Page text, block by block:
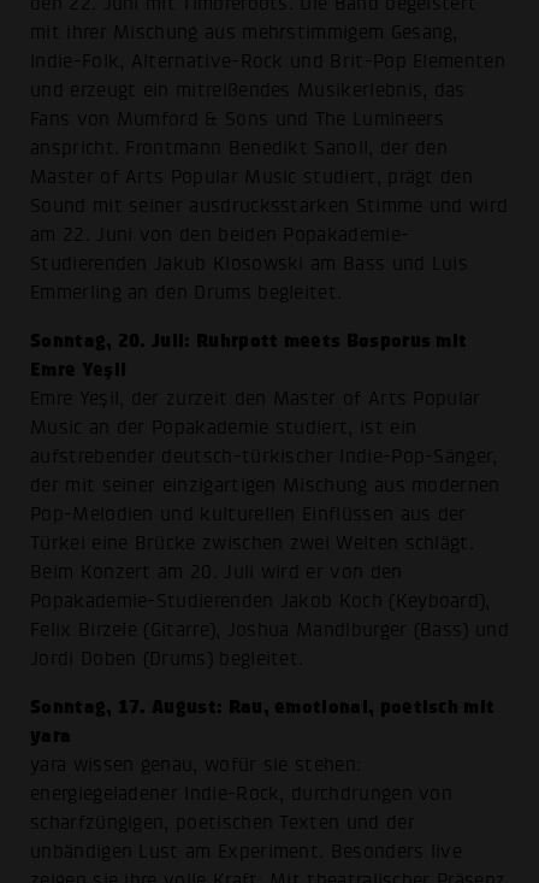
mit ihrer Mischung aus mehrstimmigem Gesang,
Indie-Folk, Alternative-Rock und Brit-Pop Elementen
und erzeugt ein mitreißendes Musikerlebnis, das
Fans von Mumford & Sons und The Lumineers
anspricht. Frontmann Benedikt Sanoll, der den
Master of Arts Popular Music studiert, prägt den
Sound mit seiner ausdrucksstarken Stimme und wird
am 22. Juni von den beiden Popakademie-
Studierenden Jakub Klosowski am Bass und Luis
Emmerling an den Drums begleitet.
Sonntag, 20. Juli: Ruhrpott meets Bosporus mit
Emre Yeşil
Emre Yeşil, der zurzeit den Master of Arts Popular
Music an der Popakademie studiert, ist ein
aufstrebender deutsch-türkischer Indie-Pop-Sänger,
der mit seiner einzigartigen Mischung aus modernen
Pop-Melodien und kulturellen Einflüssen aus der
Türkei eine Brücke zwischen zwei Welten schlägt.
Beim Konzert am 20. Juli wird er von den
Popakademie-Studierenden Jakob Koch (Keyboard),
Felix Birzele (Gitarre), Joshua Mandlburger (Bass) und
Jordi Doben (Drums) begleitet.
Sonntag, 17. August: Rau, emotional, poetisch mit
yara
yara wissen genau, wofür sie stehen:
energiegeladener Indie-Rock, durchdrungen von
scharfzüngigen, poetischen Texten und der
unbändigen Lust am Experiment. Besonders live